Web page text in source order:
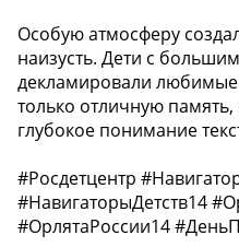
Особую атмосферу
наизусть. Дети с
декламировали любимые
только отличную
глубокое понимание
#Росдетцентр
#НавигаторыДетств14
#ОрлятаРоссии14